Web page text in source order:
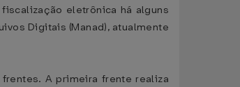
eletrônica há alguns
Digitais (Manad), atualmente
A primeira frente realiza